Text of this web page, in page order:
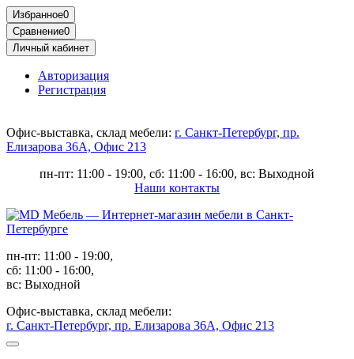
Избранное0
Сравнение0
Личный кабинет
Авторизация
Регистрация
Офис-выставка, склад мебели: г. Санкт-Петербург, пр.
Елизарова 36А, Офис 213
пн-пт: 11:00 - 19:00, сб: 11:00 - 16:00, вс: Выходной
Наши контакты
пн-пт: 11:00 - 19:00,
сб: 11:00 - 16:00,
вс: Выходной
Офис-выставка, склад мебели:
г. Санкт-Петербург, пр. Елизарова 36А, Офис 213